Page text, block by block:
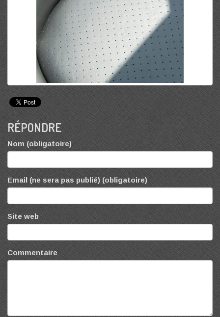
RÉPONDRE
Nom (obligatoire)
Email (ne sera pas publié) (obligatoire)
Site web
Commentaire